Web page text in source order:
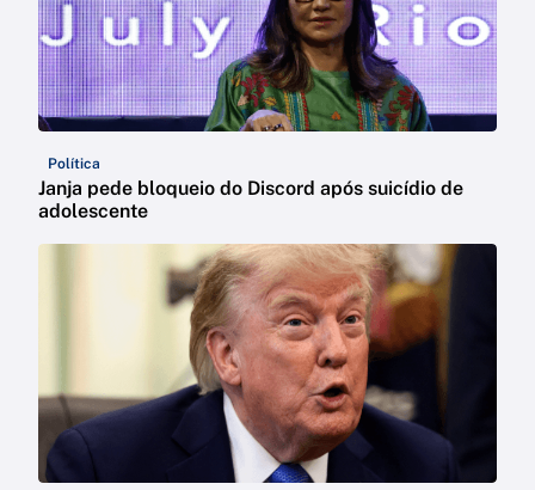
Política
Janja pede bloqueio do Discord após suicídio de
adolescente